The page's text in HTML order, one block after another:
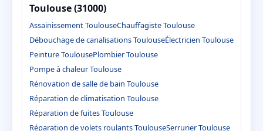
Toulouse (31000)
Assainissement ToulouseChauffagiste Toulouse
Débouchage de canalisations ToulouseÉlectricien Toulouse
Peinture ToulousePlombier Toulouse
Pompe à chaleur Toulouse
Rénovation de salle de bain Toulouse
Réparation de climatisation Toulouse
Réparation de fuites Toulouse
Réparation de volets roulants ToulouseSerrurier Toulouse